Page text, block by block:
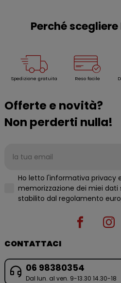
Perché
Spedizione gratuita Reso facile
Offerte e novità?
Non perderti nulla!
Ho letto l'informativa privacy
memorizzazione dei miei
CONTATTACI
06 98380354
Dal lun. al ven. 9-13.30 14.30-18